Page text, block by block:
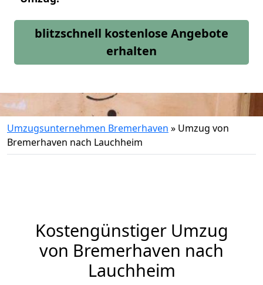
blitzschnell kostenlose Angebote
erhalten
Umzugsunternehmen Bremerhaven » Umzug von
Bremerhaven nach Lauchheim
Kostengünstiger Umzug
von Bremerhaven nach
Lauchheim